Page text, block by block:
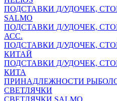
ПОДСТАВКИ Д/УДОЧЕК,
SALMO
ПОДСТАВКИ Д/УДОЧЕК,
АСС.
ПОДСТАВКИ Д/УДОЧЕК,
КИТАЙ
ПОДСТАВКИ Д/УДОЧЕК,
КИТА
ПРИНАДЛЕЖНОСТИ
СВЕТЛЯЧКИ
СВЕТЛЯЧКИ SALMO